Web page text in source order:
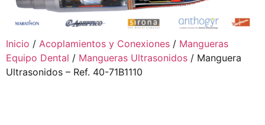
Inicio / Acoplamientos y Conexiones / Mangueras
Equipo Dental / Mangueras Ultrasonidos / Manguera
Ultrasonidos – Ref. 40-71B1110